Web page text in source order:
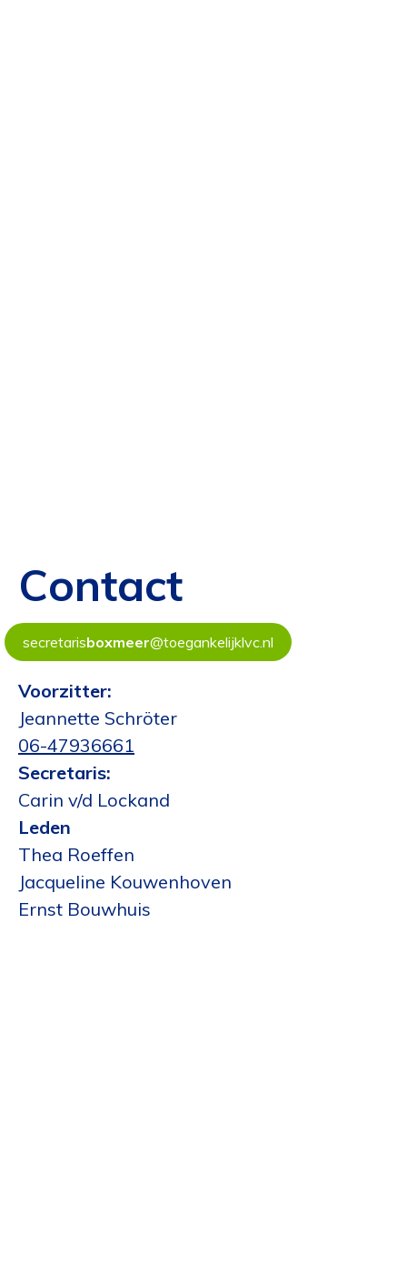
Contact
secretarisboxmeer@toegankelijklvc.nl
Voorzitter:
Jeannette Schröter
06-47936661
Secretaris:
Carin v/d Lockand
Leden
Thea Roeffen
Jacqueline Kouwenhoven
Ernst Bouwhuis